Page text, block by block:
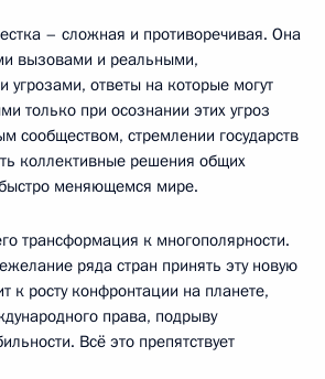
– сложная и противоречивая. Она
вызовами и реальными,
ответы на которые могут
только при осознании этих угроз
сообществом, стремлении государств
коллективные решения общих
меняющемся мире.
трансформация к многополярности.
ряда стран принять эту новую
к росту конфронтации на планете,
права, подрыву
Всё это препятствует